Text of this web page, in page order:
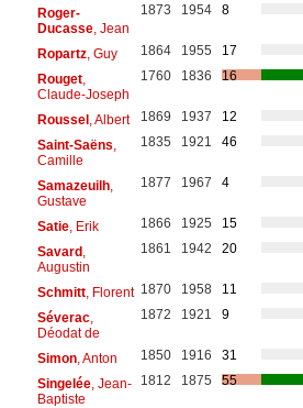
Roger-
Ducasse, Jean
1873 1954 8
Ropartz, Guy 1864 1955
17
Rouget,
Claude-Joseph
1760 1836 16
Roussel, Albert 1869 1937
12
Saint-Saëns
Camille
1835 1921 46
Samazeuilh,
Gustave
1877 1967 4
Satie, Erik 1866 1925
15
Savard,
Augustin
1861 1942 20
Schmitt, Florent 1870 1958
11
Séverac,
Déodat de
1872 1921 9
Simon, Anton 1850 1916
31
Singelée, Jean-
Baptiste
1812 1875 55